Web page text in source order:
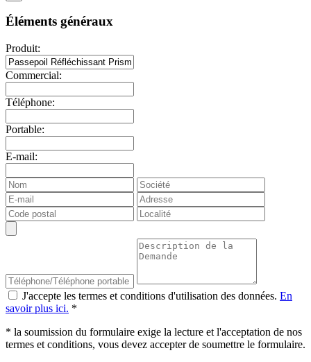
Éléments généraux
Produit:
Commercial:
Téléphone:
Portable:
E-mail:
J'accepte les termes et conditions d'utilisation des données. En
savoir plus ici. *
* la soumission du formulaire exige la lecture et l'acceptation de nos
termes et conditions, vous devez accepter de soumettre le formulaire.